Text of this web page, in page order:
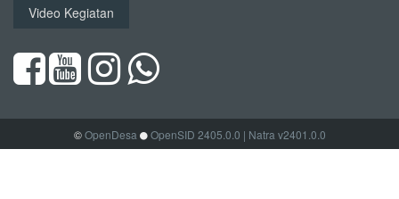
Video Kegiatan
©OpenDesa OpenSID 2405.0.0 | Natra v2401.0.0